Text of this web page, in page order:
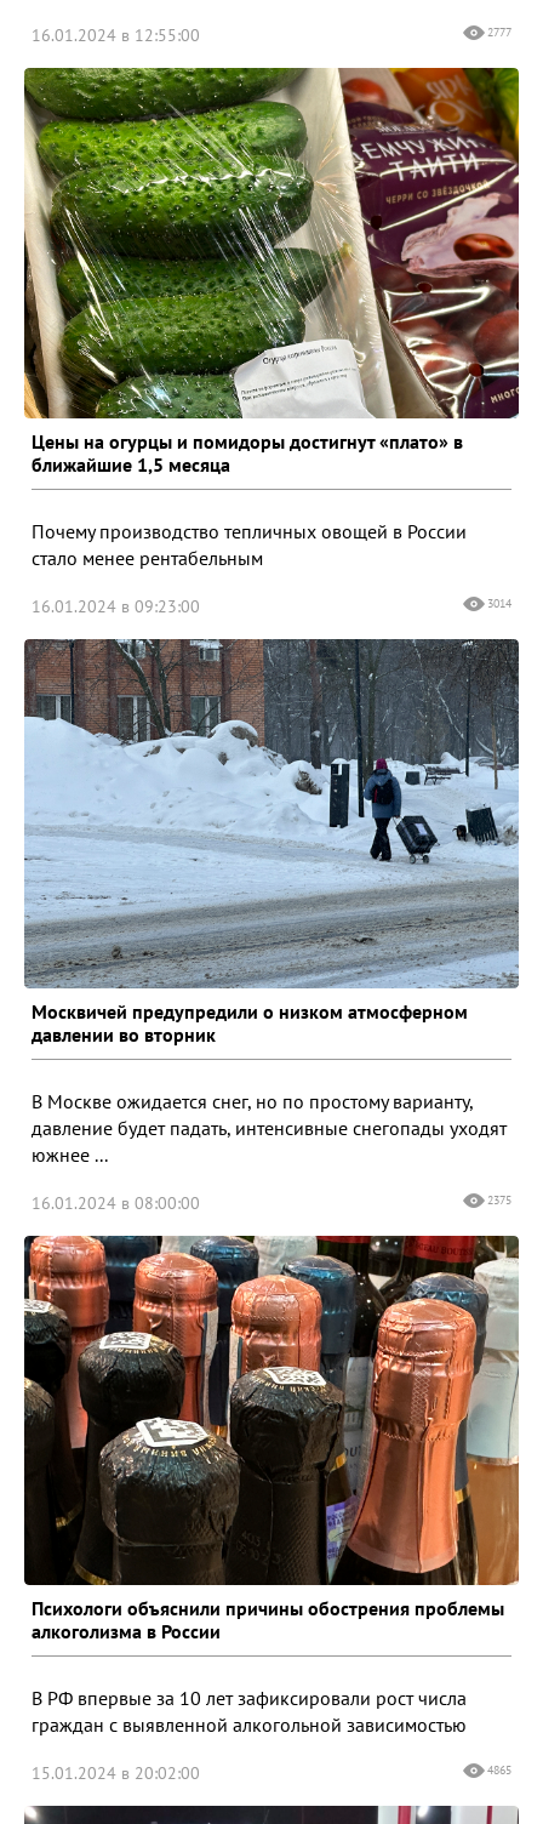
16.01.2024 в 12:55:00 2777
Цены на огурцы и помидоры достигнут «плато» в
ближайшие 1,5 месяца
Почему производство тепличных овощей в России
стало менее рентабельным
16.01.2024 в 09:23:00 3014
Москвичей предупредили о низком атмосферном
давлении во вторник
В Москве ожидается снег, но по простому варианту,
давление будет падать, интенсивные снегопады уходят
южнее ...
16.01.2024 в 08:00:00 2375
Психологи объяснили причины обострения проблемы
алкоголизма в России
В РФ впервые за 10 лет зафиксировали рост числа
граждан с выявленной алкогольной зависимостью
15.01.2024 в 20:02:00 4865